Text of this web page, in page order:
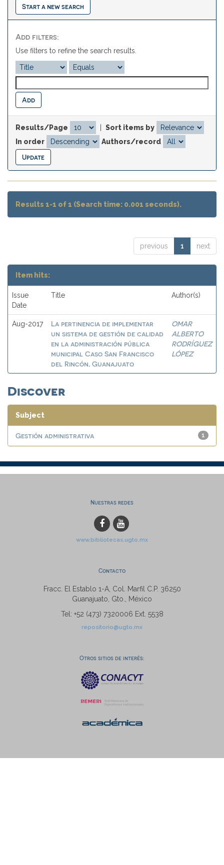
Start a new search
Add filters:
Use filters to refine the search results.
Results/Page
Sort items by
In order
Authors/record
Results 1-1 of 1 (Search time: 0.001 seconds).
previous 1 next
Item hits:
Issue
Date
Title Author(s)
Aug-2017
La pertinencia de implementar
un sistema de gestión de calidad
en la administración pública
municipal Caso San Francisco
del Rincón, Guanajuato
OMAR
ALBERTO
RODRÍGUEZ
LÓPEZ
Discover
Subject
1
Gestión administrativa
Nuestras redes
www.bibliotecas.ugto.mx
Contacto
Fracc. El Establo 1-A, Col. Marfil C.P. 36250
Guanajuato, Gto., México
Tel: +52 (473) 7320006 Ext. 5538
repositorio@ugto.mx
Otros sitios de interés: